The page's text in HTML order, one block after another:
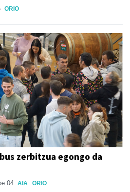
ORIO
zerbitzua egongo da
04 AIA ORIO